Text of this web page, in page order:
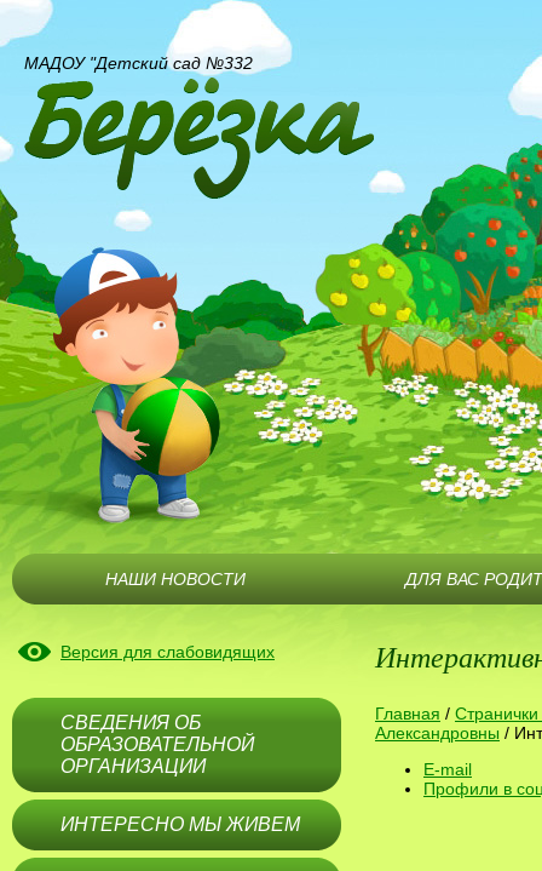
Версия для слабовидящих
СВЕДЕНИЯ ОБ
ОБРАЗОВАТЕЛЬНОЙ
ОРГАНИЗАЦИИ
ИНТЕРЕСНО МЫ ЖИВЕМ
Главная / Странички
Александровны /
E-mail
Профили в
МАДОУ "Детский сад №332
НАШИ НОВОСТИ ДЛЯ ВАС